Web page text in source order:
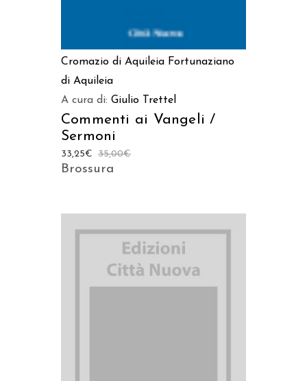
Cromazio di Aquileia Fortunaziano
di Aquileia
A cura di: Giulio Trettel
Commenti ai Vangeli /
Sermoni
35,00€
33,25€
Brossura